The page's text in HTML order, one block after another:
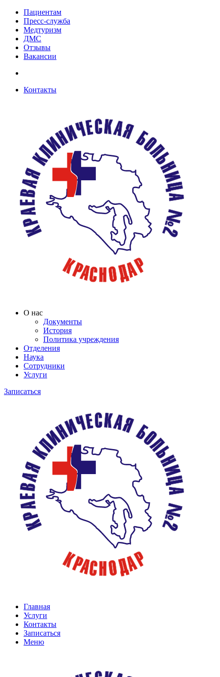
Пациентам
Пресс-служба
Медтуризм
ДМС
Отзывы
Вакансии
Контакты
О нас
Документы
История
Политика учреждения
Отделения
Наука
Сотрудники
Услуги
Записаться
Главная
Услуги
Контакты
Записаться
Меню